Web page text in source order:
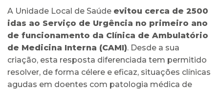
A Unidade Local de Saúde evitou cerca de 2500
idas ao Serviço de Urgência no primeiro ano
de funcionamento da Clínica de Ambulatório
de Medicina Interna (CAMI). Desde a sua
criação, esta resposta diferenciada tem permitido
resolver, de forma célere e eficaz, situações clínicas
agudas em doentes com patologia médica de